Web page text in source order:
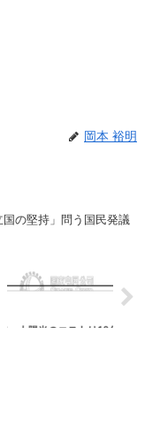
岡本 裕明
国の堅持」問う国民発議